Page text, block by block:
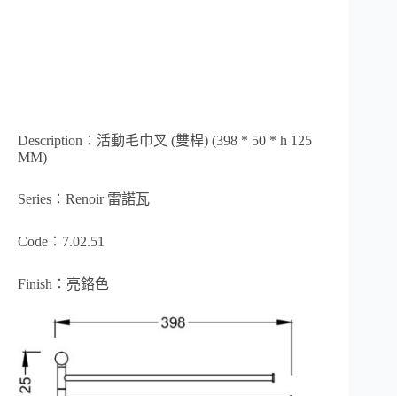
Description：活動毛巾叉 (雙桿) (398 * 50 * h 125
MM)
Series：Renoir 雷諾瓦
Code：7.02.51
Finish：亮鉻色